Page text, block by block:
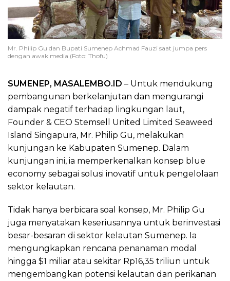
Mr. Philip Gu dan Bupati Sumenep Achmad Fauzi saat jumpa pers
dengan awak media (Foto: Thofu)
SUMENEP, MASALEMBO.ID – Untuk mendukung
pembangunan berkelanjutan dan mengurangi
dampak negatif terhadap lingkungan laut,
Founder & CEO Stemsell United Limited Seaweed
Island Singapura, Mr. Philip Gu, melakukan
kunjungan ke Kabupaten Sumenep. Dalam
kunjungan ini, ia memperkenalkan konsep blue
economy sebagai solusi inovatif untuk pengelolaan
sektor kelautan.
Tidak hanya berbicara soal konsep, Mr. Philip Gu
juga menyatakan keseriusannya untuk berinvestasi
besar-besaran di sektor kelautan Sumenep. Ia
mengungkapkan rencana penanaman modal
hingga $1 miliar atau sekitar Rp16,35 triliun untuk
mengembangkan potensi kelautan dan perikanan